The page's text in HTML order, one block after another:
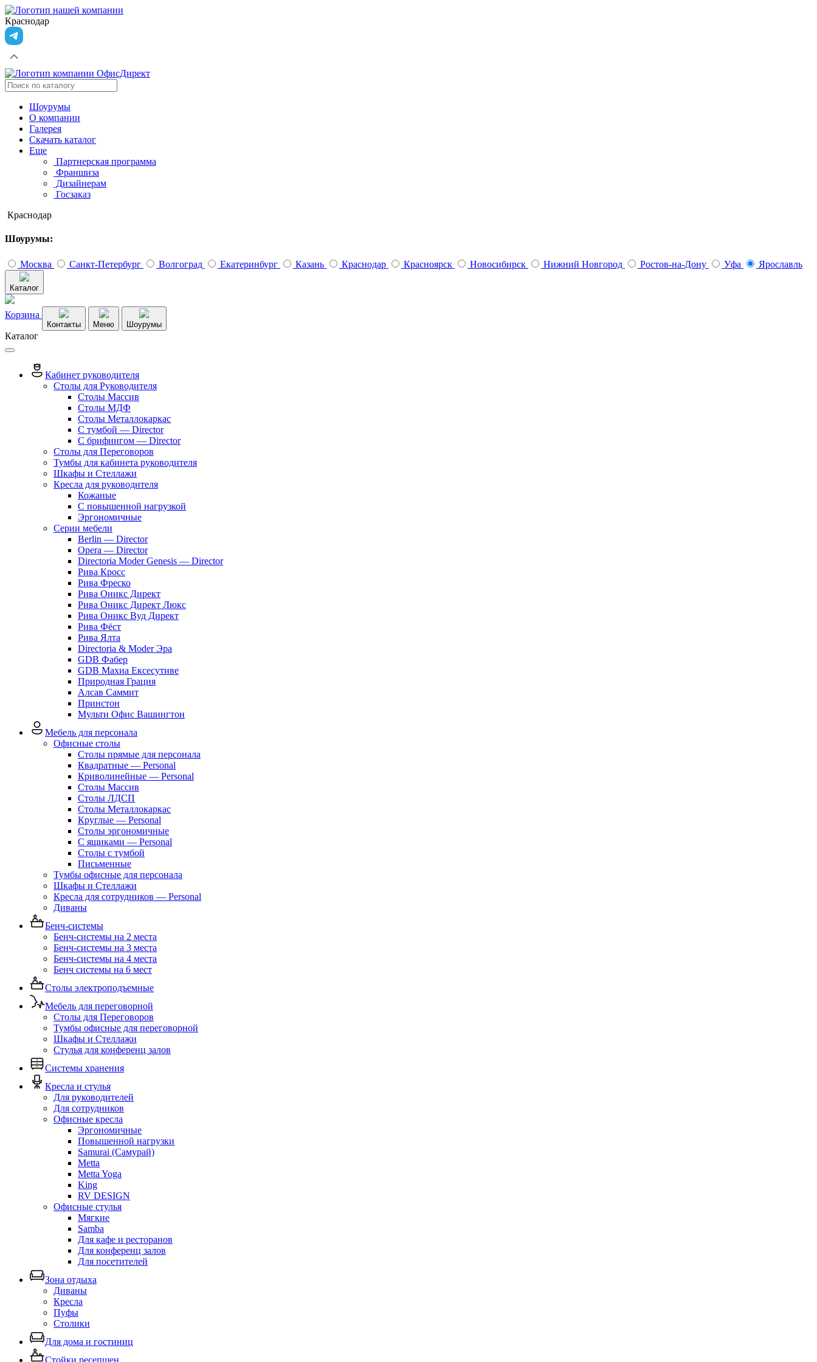
Краснодар
Шоурумы
О компании
Галерея
Скачать каталог
Еще
Партнерская программа
Франшиза
Дизайнерам
Госзаказ
Краснодар
Шоурумы:
Москва Санкт-Петербург Волгоград Екатеринбург Казань Краснодар Красноярск Новосибирск Нижний Новгород Ростов-на-Дону Уфа Ярославль
Каталог
Корзина
Контакты Меню Шоурумы
Каталог
Кабинет руководителя
Столы для Руководителя
Столы Массив
Столы МДФ
Столы Металлокаркас
С тумбой — Director
C брифингом — Director
Столы для Переговоров
Тумбы для кабинета руководителя
Шкафы и Стеллажи
Кресла для руководителя
Кожаные
С повышенной нагрузкой
Эргономичные
Серии мебели
Berlin — Director
Opera — Director
Directoria Moder Genesis — Director
Рива Кросс
Рива Фреско
Рива Оникс Директ
Рива Оникс Директ Люкс
Рива Оникс Вуд Директ
Рива Фёст
Рива Ялта
Directoria & Moder Эра
GDB Фабер
GDB Махиа Ексесутиве
Природная Грация
Алсав Саммит
Принстон
Мульти Офис Вашингтон
Мебель для персонала
Офисные столы
Столы прямые для персонала
Квадратные — Personal
Криволинейные — Personal
Столы Массив
Столы ЛДСП
Столы Металлокаркас
Круглые — Personal
Столы эргономичные
С ящиками — Personal
Столы с тумбой
Письменные
Тумбы офисные для персонала
Шкафы и Стеллажи
Кресла для сотрудников — Personal
Диваны
Бенч-системы
Бенч-системы на 2 места
Бенч-системы на 3 места
Бенч-системы на 4 места
Бенч системы на 6 мест
Столы электроподъемные
Мебель для переговорной
Столы для Переговоров
Тумбы офисные для переговорной
Шкафы и Стеллажи
Стулья для конференц залов
Системы хранения
Кресла и стулья
Для руководителей
Для сотрудников
Офисные кресла
Эргономичные
Повышенной нагрузки
Samurai (Самурай)
Metta
Metta Yoga
King
RV DESIGN
Офисные стулья
Мягкие
Samba
Для кафе и ресторанов
Для конференц залов
Для посетителей
Зона отдыха
Диваны
Кресла
Пуфы
Столики
Для дома и гостиниц
Стойки ресепшен